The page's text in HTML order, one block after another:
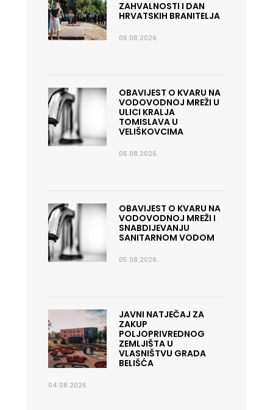
ZAHVALNOSTI I DAN
HRVATSKIH BRANITELJA
06.08.2026.
OBAVIJEST O KVARU NA
VODOVODNOJ MREŽI U
ULICI KRALJA
TOMISLAVA U
VELIŠKOVCIMA
06.08.2026.
OBAVIJEST O KVARU NA
VODOVODNOJ MREŽI I
SNABDIJEVANJU
SANITARNOM VODOM
05.08.2026.
JAVNI NATJEČAJ ZA
ZAKUP
POLJOPRIVREDNOG
ZEMLJIŠTA U
VLASNIŠTVU GRADA
BELIŠĆA
04.08.2026.